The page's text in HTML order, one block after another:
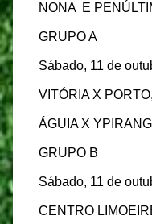
NONA E
GRUPO A
Sábado, 11 de
VITÓRIA X
ÁGUIA X
GRUPO B
Sábado, 11 de
CENTRO